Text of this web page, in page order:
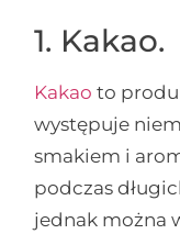
1. Kakao.
Kakao to
występuje
smakiem i
podczas
jednak można